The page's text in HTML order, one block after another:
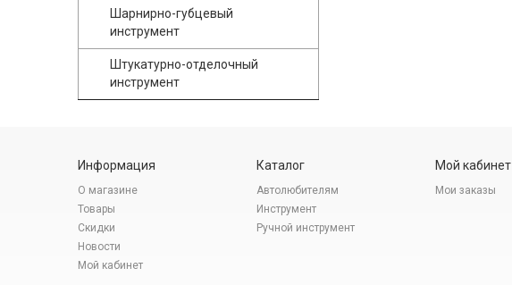
Шарнирно-губцевый
инструмент
Штукатурно-отделочный
инструмент
Информация
О магазине
Товары
Скидки
Новости
Мой кабинет
Каталог
Автолюбителям
Инструмент
Ручной инструмент
Мой кабинет
Мои заказы